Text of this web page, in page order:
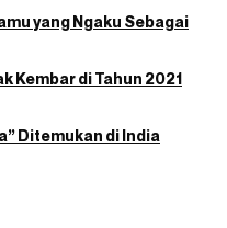
yang Ngaku Sebagai
Kembar di Tahun 2021
Ditemukan di India